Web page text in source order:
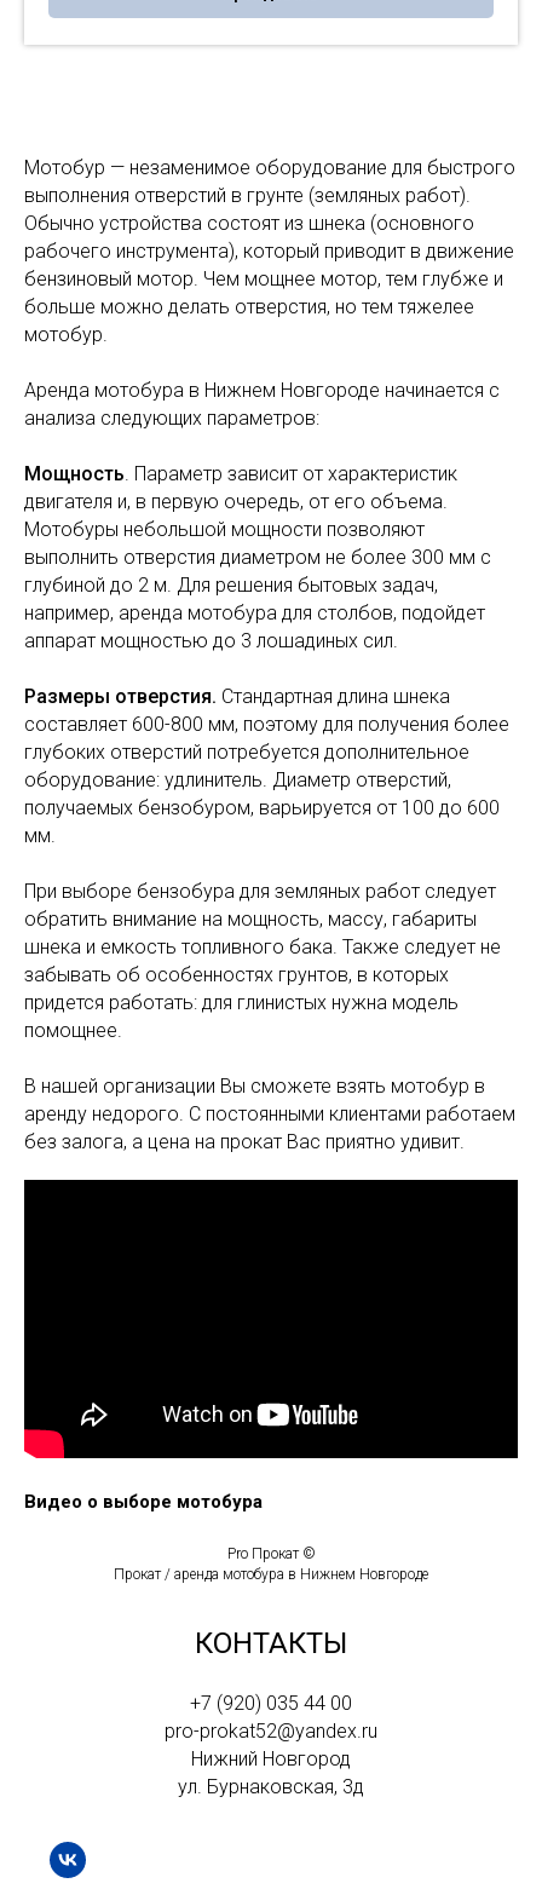
Мотобур — незаменимое оборудование для быстрого
выполнения отверстий в грунте (земляных работ).
Обычно устройства состоят из шнека (основного
рабочего инструмента), который приводит в движение
бензиновый мотор. Чем мощнее мотор, тем глубже и
больше можно делать отверстия, но тем тяжелее
мотобур.
Аренда мотобура в Нижнем Новгороде начинается с
анализа следующих параметров:
Мощность. Параметр зависит от характеристик
двигателя и, в первую очередь, от его объема.
Мотобуры небольшой мощности позволяют
выполнить отверстия диаметром не более 300 мм с
глубиной до 2 м. Для решения бытовых задач,
например, аренда мотобура для столбов, подойдет
аппарат мощностью до 3 лошадиных сил.
Размеры отверстия. Стандартная длина шнека
составляет 600-800 мм, поэтому для получения более
глубоких отверстий потребуется дополнительное
оборудование: удлинитель. Диаметр отверстий,
получаемых бензобуром, варьируется от 100 до 600
мм.
При выборе бензобура для земляных работ следует
обратить внимание на мощность, массу, габариты
шнека и емкость топливного бака. Также следует не
забывать об особенностях грунтов, в которых
придется работать: для глинистых нужна модель
помощнее.
В нашей организации Вы сможете взять мотобур в
аренду недорого. С постоянными клиентами работаем
без залога, а цена на прокат Вас приятно удивит.
Видео о выборе мотобура
Pro Прокат ©
Прокат / аренда мотобура в Нижнем Новгороде
КОНТАКТЫ
+7 (920) 035 44 00
pro-prokat52@yandex.ru
Нижний Новгород
ул. Бурнаковская, 3д